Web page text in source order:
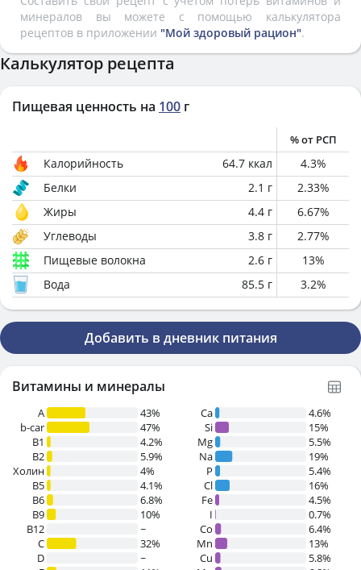
минералов вы можете с помощью калькулятора
рецептов в приложении "Мой здоровый рацион".
Калькулятор рецепта
Пищевая ценность на 100 г
% от РСП
Калорийность 64.7 ккал 4.3%
Белки
2.1 г 2.33%
Жиры
4.4 г 6.67%
Углеводы
3.8 г 2.77%
Пищевые волокна
2.6 г 13%
Вода
85.5 г 3.2%
Добавить в дневник питания
Витамины и минералы
A
43%
b-car
47%
В1
4.2%
B2
5.9%
Холин
4%
B5
4.1%
B6
6.8%
B9
10%
B12
~
C
32%
D
~
Ca
4.6%
Si
15%
Mg
5.5%
Na
19%
P
5.4%
Cl
16%
Fe
4.5%
I
0.7%
Co
6.4%
Mn
13%
Cu
5.8%